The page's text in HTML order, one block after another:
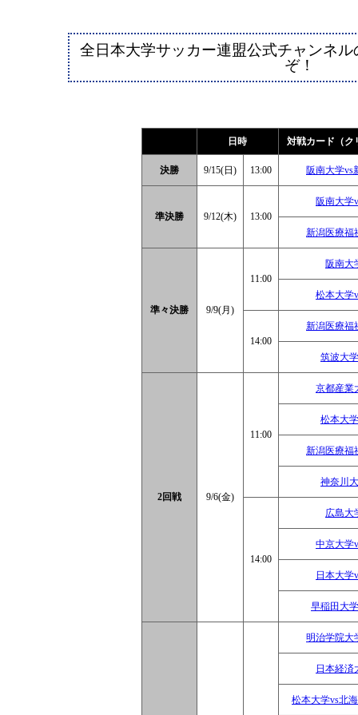
全日本大学サッカー連盟公式チャンネル
ぞ！
日時 対戦カード（ク
決勝 9/15(日) 13:00 阪南大学vs
準決勝 9/12(木) 13:00
阪南大学
新潟医療福
準々決勝 9/9(月)
11:00
阪南大
松本大学
14:00
新潟医療福
筑波大
2回戦 9/6(金)
11:00
京都産業
松本大
新潟医療福
神奈川
14:00
広島大
中京大学
日本大学
早稲田大
明治学院大
日本経済
松本大学vs北